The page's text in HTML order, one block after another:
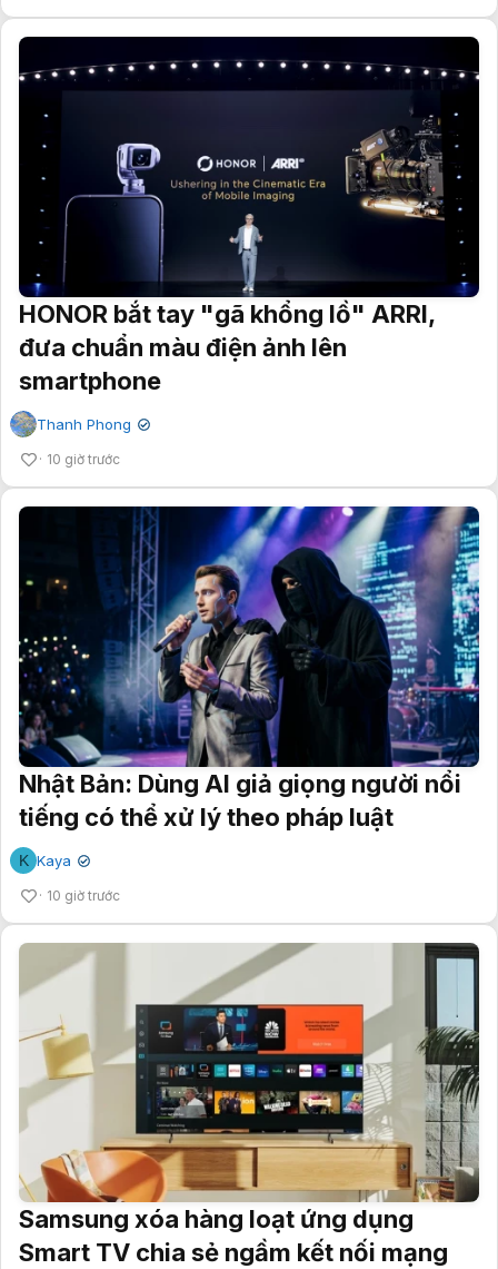
HONOR bắt tay "gã khổng lồ" ARRI,
đưa chuẩn màu điện ảnh lên
smartphone
Thanh Phong ✔
10 giờ trước
Nhật Bản: Dùng AI giả giọng người nổi
tiếng có thể xử lý theo pháp luật
K Kaya ✔
10 giờ trước
Samsung xóa hàng loạt ứng dụng
Smart TV chia sẻ ngầm kết nối mạng